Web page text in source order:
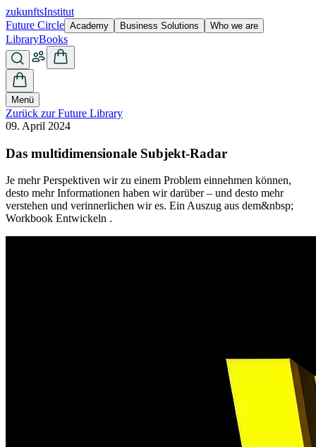
zukunftsInstitut
Future Circle Academy Business Solutions Who we are
LibraryBooks
Menü
Zurück zur Future Library
09. April 2024
Das multidimensionale Subjekt-Radar
Je mehr Perspektiven wir zu einem Problem einnehmen können,
desto mehr Informationen haben wir darüber – und desto mehr
verstehen und verinnerlichen wir es. Ein Auszug aus dem&nbsp;
Workbook Entwickeln .